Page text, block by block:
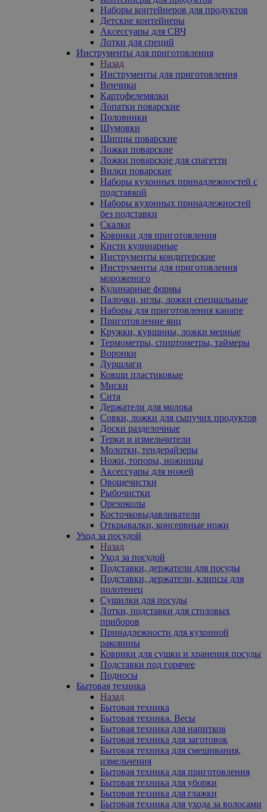
Наборы контейнеров для продуктов
Детские контейнеры
Аксессуары для СВЧ
Лотки для специй
Инструменты для приготовления
Назад
Инструменты для приготовления
Венчики
Картофелемялки
Лопатки поварские
Половники
Шумовки
Щипцы поварские
Ложки поварские
Ложки поварские для спагетти
Вилки поварские
Наборы кухонных принадлежностей с
подставкой
Наборы кухонных принадлежностей
без подставки
Скалки
Коврики для приготовления
Кисти кулинарные
Инструменты кондитерские
Инструменты для приготовления
мороженого
Кулинарные формы
Палочки, иглы, ложки специальные
Наборы для приготовления канапе
Приготовление яиц
Кружки, кувшины, ложки мерные
Термометры, спиртометры, таймеры
Воронки
Дуршлаги
Ковши пластиковые
Миски
Сита
Держатели для молока
Совки, ложки для сыпучих продуктов
Доски разделочные
Терки и измельчители
Молотки, тендерайзеры
Ножи, топоры, ножницы
Аксессуары для ножей
Овощечистки
Рыбочистки
Орехоколы
Косточковыдавливатели
Открывалки, консервные ножи
Уход за посудой
Назад
Уход за посудой
Подставки, держатели для посуды
Подставки, держатели, клипсы для
полотенец
Сушилки для посуды
Лотки, подставки для столовых
приборов
Принадлежности для кухонной
раковины
Коврики для сушки и хранения посуды
Подставки под горячее
Подносы
Бытовая техника
Назад
Бытовая техника
Бытовая техника. Весы
Бытовая техника для напитков
Бытовая техника для заготовок
Бытовая техника для смешивания,
измельчения
Бытовая техника для приготовления
Бытовая техника для уборки
Бытовая техника для глажки
Бытовая техника для ухода за волосами